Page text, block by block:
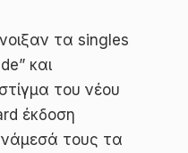
τα singles
και
του νέου
έκδοση
τους τα